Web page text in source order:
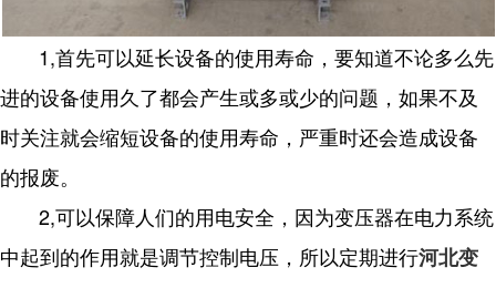
1,首先可以延长设备的使用寿命，要知道不论多么先
进的设备使用久了都会产生或多或少的问题，如果不及
时关注就会缩短设备的使用寿命，严重时还会造成设备
的报废。
2,可以保障人们的用电安全，因为变压器在电力系统
中起到的作用就是调节控制电压，所以定期进行河北变